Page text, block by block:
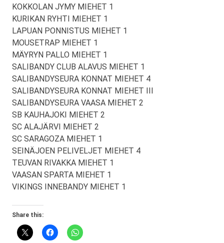
KOKKOLAN JYMY MIEHET 1
KURIKAN RYHTI MIEHET 1
LAPUAN PONNISTUS MIEHET 1
MOUSETRAP MIEHET 1
MÄYRYN PALLO MIEHET 1
SALIBANDY CLUB ALAVUS MIEHET 1
SALIBANDYSEURA KONNAT MIEHET 4
SALIBANDYSEURA KONNAT MIEHET III
SALIBANDYSEURA VAASA MIEHET 2
SB KAUHAJOKI MIEHET 2
SC ALAJÄRVI MIEHET 2
SC SARAGOZA MIEHET 1
SEINÄJOEN PELIVELJET MIEHET 4
TEUVAN RIVAKKA MIEHET 1
VAASAN SPARTA MIEHET 1
VIKINGS INNEBANDY MIEHET 1
Share this: